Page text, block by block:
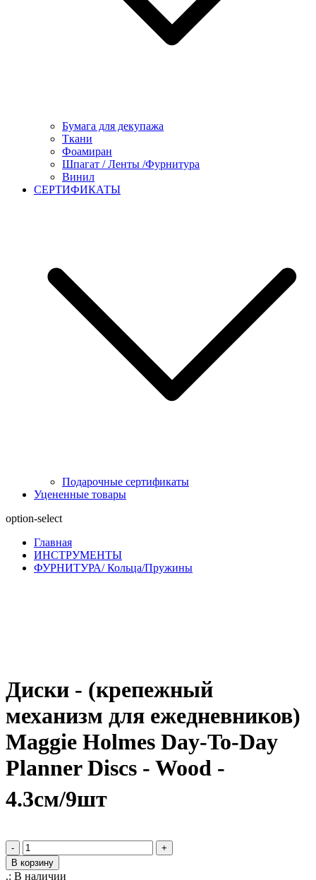
Бумага для декупажа
Ткани
Фоамиран
Шпагат / Ленты /Фурнитура
Винил
СЕРТИФИКАТЫ
Подарочные сертификаты
Уцененные товары
option-select
Главная
ИНСТРУМЕНТЫ
ФУРНИТУРА/ Кольца/Пружины
Диски - (крепежный
механизм для ежедневников)
Maggie Holmes Day-To-Day
Planner Discs - Wood -
4.3см/9шт
-
+
В корзину
.: В наличии